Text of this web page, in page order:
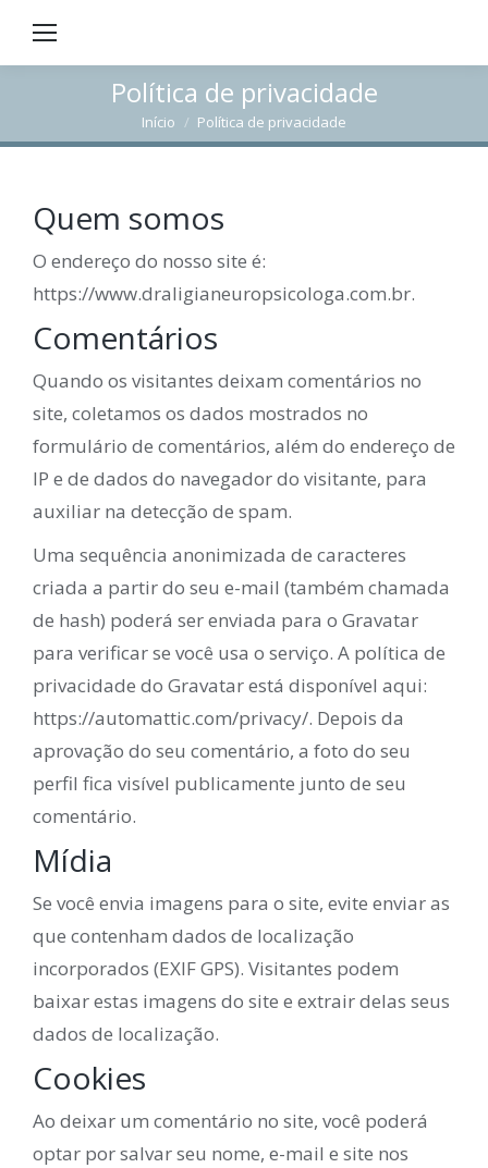
Política de privacidade
Você está aqui:
Início Política de privacidade
Quem somos
O endereço do nosso site é:
https://www.draligianeuropsicologa.com.br.
Comentários
Quando os visitantes deixam comentários no
site, coletamos os dados mostrados no
formulário de comentários, além do endereço de
IP e de dados do navegador do visitante, para
auxiliar na detecção de spam.
Uma sequência anonimizada de caracteres
criada a partir do seu e-mail (também chamada
de hash) poderá ser enviada para o Gravatar
para verificar se você usa o serviço. A política de
privacidade do Gravatar está disponível aqui:
https://automattic.com/privacy/. Depois da
aprovação do seu comentário, a foto do seu
perfil fica visível publicamente junto de seu
comentário.
Mídia
Se você envia imagens para o site, evite enviar as
que contenham dados de localização
incorporados (EXIF GPS). Visitantes podem
baixar estas imagens do site e extrair delas seus
dados de localização.
Cookies
Ao deixar um comentário no site, você poderá
optar por salvar seu nome, e-mail e site nos